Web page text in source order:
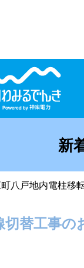
新
八戸地内電柱移
切替工事の